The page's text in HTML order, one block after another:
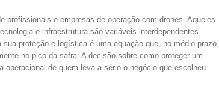
profissionais e empresas de operação com drones. Aqueles
e infraestrutura são variáveis interdependentes.
proteção e logística é uma equação que, no médio prazo,
no pico da safra. A decisão sobre como proteger um
operacional de quem leva a sério o negócio que escolheu